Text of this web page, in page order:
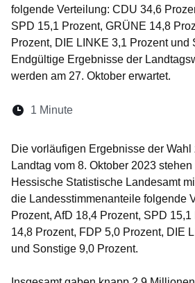
folgende Verteilung: CDU 34,6
SPD 15,1 Prozent, GRÜNE 14,8
Prozent, DIE LINKE 3,1 Prozent und
Endgültige Ergebnisse der
werden am 27. Oktober erwartet.
Lesedauer:
1 Minute
Die vorläufigen Ergebnisse der
Landtag vom 8. Oktober 2023
Hessische Statistische Landesamt
die Landesstimmenanteile folgende
Prozent, AfD 18,4 Prozent, SPD
14,8 Prozent, FDP 5,0 Prozent, DIE
und Sonstige 9,0 Prozent.